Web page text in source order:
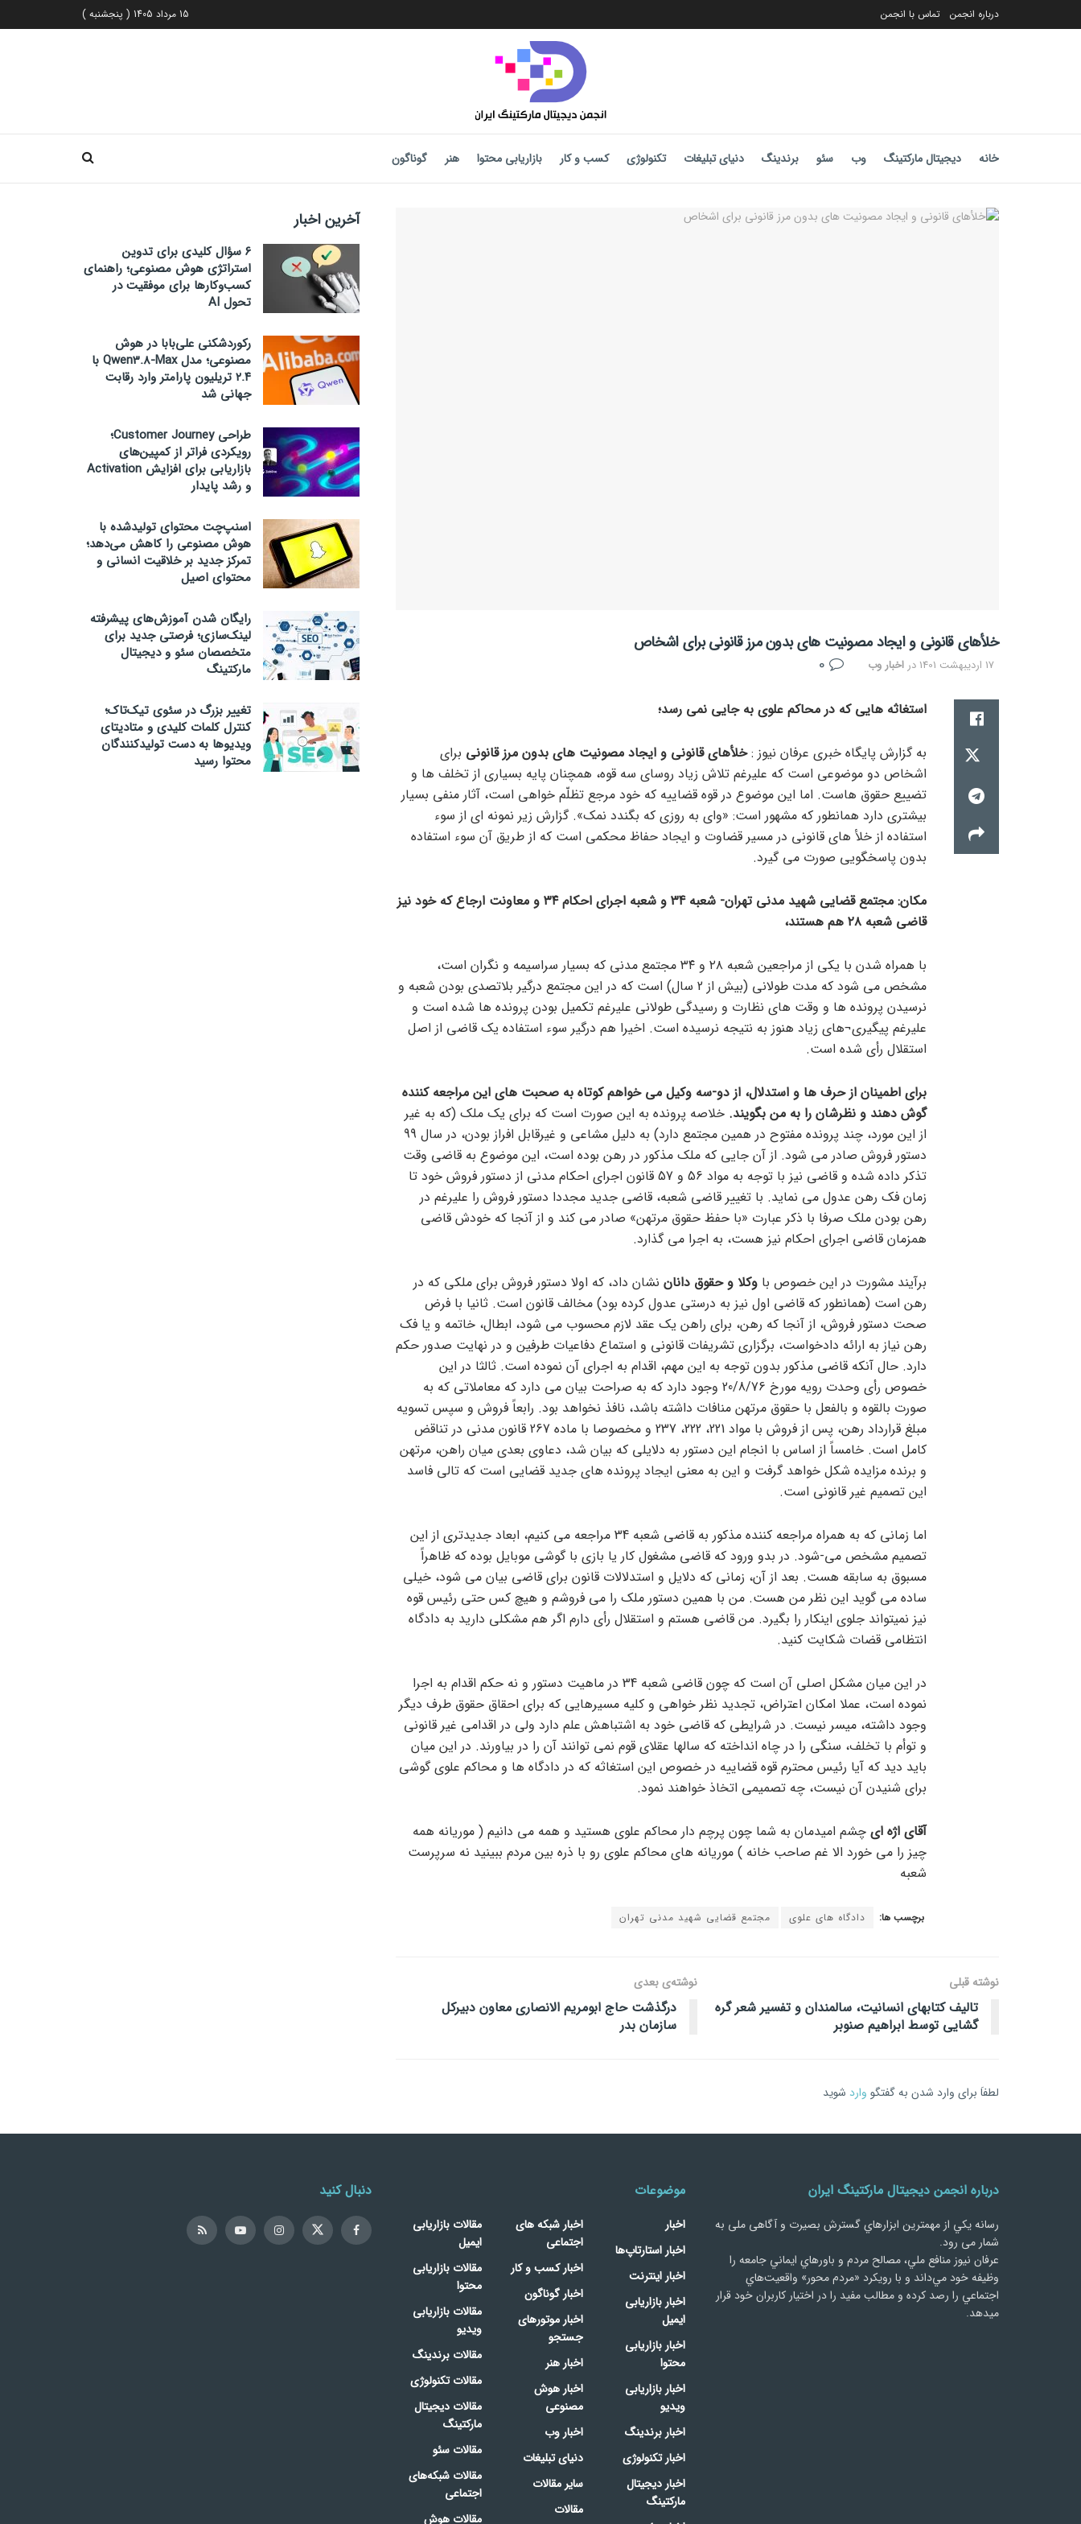
درباره انجمن تماس با انجمن 15 مرداد 1405 ( پنجشنبه )
خانه دیجیتال مارکتینگ وب سئو برندینگ دنیای تبلیغات تکنولوژی کسب و کار بازاریابی محتوا هنر گوناگون
خلأهای قانونی و ایجاد مصونیت های بدون مرز قانونی برای اشخاص
17 اردیبهشت 1401 دراخبار وب
استغاثه هایی که در محاکم علوی به جایی نمی رسد؛
به گزارش پایگاه خبری عرفان نیوز :خلأهای قانونی و ایجاد مصونیت های بدون مرز قانونی برای
اشخاص دو موضوعی است که علیرغم تلاش زیاد روسای سه قوه، همچنان پایه بسیاری از تخلف ها و
تضییع حقوق هاست. اما این موضوع در قوه قضاییه که خود مرجع تظلّم خواهی است، آثار منفی بسیار
بیشتری دارد همانطور که مشهور است: «وای به روزی که بگندد نمک». گزارش زیر نمونه ای از سوء
استفاده از خلأ های قانونی در مسیر قضاوت و ایجاد حفاظ محکمی است که از طریق آن سوء استفاده
بدون پاسخگویی صورت می گیرد.
مکان: مجتمع قضایی شهید مدنی تهران- شعبه 34 و شعبه اجرای احکام ۳۴ و معاونت ارجاع که خود نیز
قاضی شعبه ۲۸ هم هستند،
با همراه شدن با یکی از مراجعین شعبه ۲۸ و ۳۴ مجتمع مدنی که بسیار سراسیمه و نگران است،
مشخص می شود که مدت طولانی (بیش از 2 سال) است که در این مجتمع درگیر بلاتصدی بودن شعبه و
نرسیدن پرونده ها و وقت های نظارت و رسیدگی طولانی علیرغم تکمیل بودن پرونده ها شده است و
علیرغم پیگیری¬های زیاد هنوز به نتیجه نرسیده است. اخیرا هم درگیر سوء استفاده یک قاضی از اصل
استقلال رأی شده است.
برای اطمینان از حرف ها و استدلال، از دو-سه وکیل می خواهم کوتاه به صحبت های این مراجعه کننده
گوش دهند و نظرشان را به من بگویند. خلاصه پرونده به این صورت است که برای یک ملک (که به غیر
از این مورد، چند پرونده مفتوح در همین مجتمع دارد) به دلیل مشاعی و غیرقابل افراز بودن، در سال 99
دستور فروش صادر می شود. از آن جایی که ملک مذکور در رهن بوده است، این موضوع به قاضی وقت
تذکر داده شده و قاضی نیز با توجه به مواد 56 و 57 قانون اجرای احکام مدنی از دستور فروش خود تا
زمان فک رهن عدول می نماید. با تغییر قاضی شعبه، قاضی جدید مجددا دستور فروش را علیرغم در
رهن بودن ملک صرفا با ذکر عبارت «با حفظ حقوق مرتهن» صادر می کند و از آنجا که خودش قاضی
همزمان قاضی اجرای احکام نیز هست، به اجرا می گذارد.
برآیند مشورت در این خصوص با وکلا و حقوق دانان نشان داد، که اولا دستور فروش برای ملکی که در
رهن است (همانطور که قاضی اول نیز به درستی عدول کرده بود) مخالف قانون است. ثانیا با فرض
صحت دستور فروش، از آنجا که رهن، برای راهن یک عقد لازم محسوب می شود، ابطال، خاتمه و یا فک
رهن نیاز به ارائه دادخواست، برگزاری تشریفات قانونی و استماع دفاعیات طرفین و در نهایت صدور حکم
دارد. حال آنکه قاضی مذکور بدون توجه به این مهم، اقدام به اجرای آن نموده است. ثالثا در این
خصوص رأی وحدت رویه مورخ 20/8/76 وجود دارد که به صراحت بیان می دارد که معاملاتی که به
صورت بالقوه و بالفعل با حقوق مرتهن منافات داشته باشد، نافذ نخواهد بود. رابعاً فروش و سپس تسویه
مبلغ قرارداد رهن، پس از فروش با مواد 221، 222، 237 و مخصوصا با ماده 267 قانون مدنی در تناقض
کامل است. خامساً از اساس با انجام این دستور به دلایلی که بیان شد، دعاوی بعدی میان راهن، مرتهن
و برنده مزایده شکل خواهد گرفت و این به معنی ایجاد پرونده های جدید قضایی است که تالی فاسد
این تصمیم غیر قانونی است.
اما زمانی که به همراه مراجعه کننده مذکور به قاضی شعبه 34 مراجعه می کنیم، ابعاد جدیدتری از این
تصمیم مشخص می-شود. در بدو ورود که قاضی مشغول کار یا بازی با گوشی موبایل بوده که ظاهراً
مسبوق به سابقه هست. بعد از آن، زمانی که دلایل و استدلالات قانون برای قاضی بیان می شود، خیلی
ساده می گوید این نظر من هست. من با همین دستور ملک را می فروشم و هیچ کس حتی رئیس قوه
نیز نمیتواند جلوی اینکار را بگیرد. من قاضی هستم و استقلال رأی دارم اگر هم مشکلی دارید به دادگاه
انتظامی قضات شکایت کنید.
در این میان مشکل اصلی آن است که چون قاضی شعبه 34 در ماهیت دستور و نه حکم اقدام به اجرا
نموده است، عملا امکان اعتراض، تجدید نظر خواهی و کلیه مسیرهایی که برای احقاق حقوق طرف دیگر
وجود داشته، میسر نیست. در شرایطی که قاضی خود به اشتباهش علم دارد ولی در اقدامی غیر قانونی
و توأم با تخلف، سنگی را در چاه انداخته که سالها عقلای قوم نمی توانند آن را در بیاورند. در این میان
باید دید که آیا رئیس محترم قوه قضاییه در خصوص این استغاثه که در دادگاه ها و محاکم علوی گوشی
برای شنیدن آن نیست، چه تصمیمی اتخاذ خواهند نمود.
آقای اژه ای چشم امیدمان به شما چون پرچم دار محاکم علوی هستید و همه می دانیم ( موریانه همه
چیز را می خورد الا غم صاحب خانه ) موریانه های محاکم علوی رو با ذره بین مردم ببینید نه سرپرست
شعبه
برچسب ها: دادگاه های علوی مجتمع قضایی شهید مدنی تهران
نوشته قبلی
تالیف کتابهای انسانیت، سالمندان و تفسیر شعر گره
گشایی توسط ابراهیم صنوبر
نوشته‌ی بعدی
درگذشت حاج ابومریم الانصاری معاون دبیرکل
سازمان بدر
لطفاَ برای وارد شدن به گفتگو وارد شوید
آخرین اخبار
۶ سؤال کلیدی برای تدوین
استراتژی هوش مصنوعی؛ راهنمای
کسب‌وکارها برای موفقیت در
تحول AI
رکوردشکنی علی‌بابا در هوش
مصنوعی؛ مدل Qwen3.8-Max با
۲.۴ تریلیون پارامتر وارد رقابت
جهانی شد
طراحی Customer Journey؛
رویکردی فراتر از کمپین‌های
بازاریابی برای افزایش Activation
و رشد پایدار
اسنپ‌چت محتوای تولیدشده با
هوش مصنوعی را کاهش می‌دهد؛
تمرکز جدید بر خلاقیت انسانی و
محتوای اصیل
رایگان شدن آموزش‌های پیشرفته
لینک‌سازی؛ فرصتی جدید برای
متخصصان سئو و دیجیتال
مارکتینگ
تغییر بزرگ در سئوی تیک‌تاک؛
کنترل کلمات کلیدی و متادیتای
ویدیوها به دست تولیدکنندگان
محتوا رسید
درباره انجمن دیجیتال مارکتینگ ایران
رسانه يكي از مهمترین ابزارهاي گسترش بصیرت و آگاهی ملی به
شمار می رود.
عرفان نیوز منافع ملي، مصالح مردم و باورهاي ايماني جامعه را
وظيفه خود مي‌داند و با رويكرد «مردم‌ محور» واقعيت‌هاي
اجتماعي را رصد کرده و مطالب مفید را در اختیار کاربران خود قرار
میدهد.
موضوعات
اخبار
اخبار استارتاپ‌ها
اخبار اینترنت
اخبار بازاریابی
ایمیل
اخبار بازاریابی
محتوا
اخبار بازاریابی
ویدیو
اخبار برندینگ
اخبار تکنولوژی
اخبار دیجیتال
مارکتینگ
اخبار شبکه های
اجتماعی
اخبار کسب و کار
اخبار گوناگون
اخبار موتورهای
جستجو
اخبار هنر
اخبار هوش
مصنوعی
اخبار وب
دنیای تبلیغات
سایر مقالات
مقالات
مقالات بازاریابی
ایمیل
مقالات بازاریابی
محتوا
مقالات بازاریابی
ویدیو
مقالات برندینگ
مقالات تکنولوژی
مقالات دیجیتال
مارکتینگ
مقالات سئو
مقالات شبکه‌های
اجتماعی
مقالات هوش
دنبال کنید